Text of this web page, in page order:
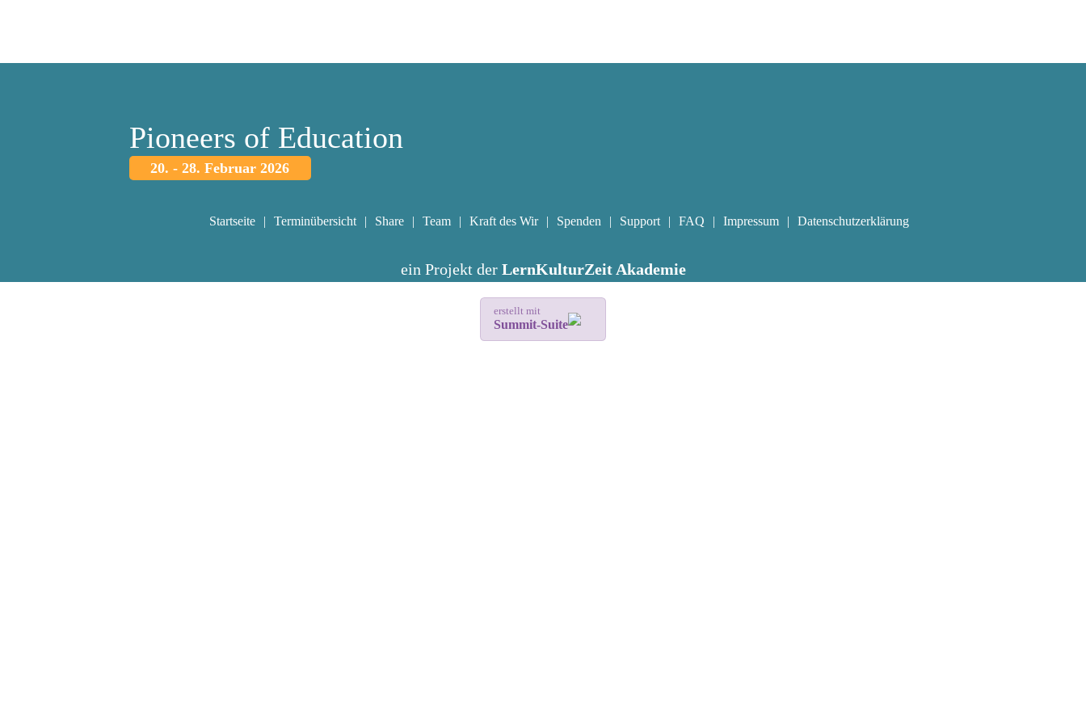
Pioneers of Education
20. - 28. Februar 2026
Startseite Terminübersicht Share Team Kraft des Wir Spenden Support FAQ Impressum Datenschutzerklärung
ein Projekt der LernKulturZeit Akademie
erstellt mit
Summit-Suite